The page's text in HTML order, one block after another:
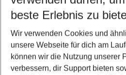
5-8 Nächte
2 Erwachsene Keine Kinder
Mehr Filter
beste Erlebnis zu
Wir verwenden Cookies und
unsere Webseite für dich am
können wir die Nutzung unserer
verbessern, dir Support bieten